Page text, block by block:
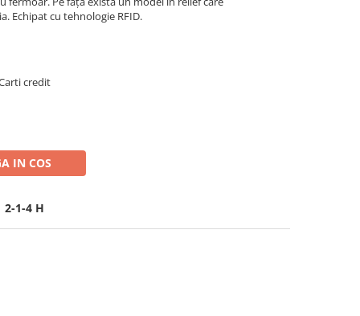
Echipat cu tehnologie RFID.
credit
IN COS
2-1-4 H